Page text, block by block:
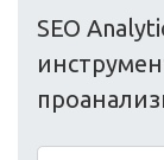
SEO